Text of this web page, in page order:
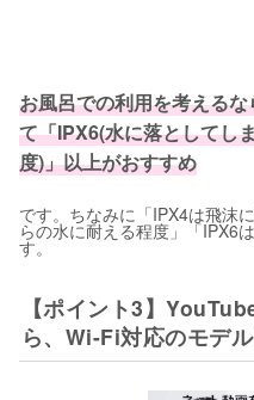
お風呂での利用を考える
て「IPX6(水に落としてし
度)」以上がおすすめ
です。ちなみに「IPX4は飛沫
らの水に耐える程度」「IPX6
す。
【ポイント3】
ら、Wi-Fi対応のモデ